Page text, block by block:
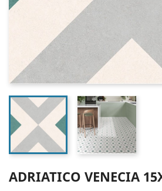
ADRIATICO VENECIA